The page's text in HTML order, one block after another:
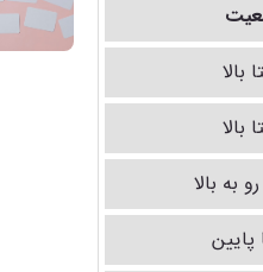
بالا
بالا
به بالا
پایین